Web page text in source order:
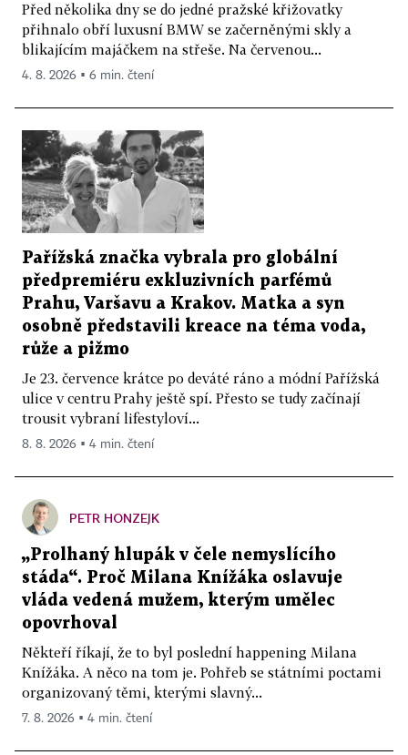
Před několika dny se do jedné pražské křižovatky
přihnalo obří luxusní BMW se začerněnými skly a
blikajícím majáčkem na střeše. Na červenou...
4. 8. 2026 ▪ 6 min. čtení
Pařížská značka vybrala pro globální
předpremiéru exkluzivních parfémů
Prahu, Varšavu a Krakov. Matka a syn
osobně představili kreace na téma voda,
růže a pižmo
Je 23. července krátce po deváté ráno a módní Pařížská
ulice v centru Prahy ještě spí. Přesto se tudy začínají
trousit vybraní lifestyloví...
8. 8. 2026 ▪ 4 min. čtení
PETR HONZEJK
„Prolhaný hlupák v čele nemyslícího
stáda“. Proč Milana Knížáka oslavuje
vláda vedená mužem, kterým umělec
opovrhoval
Někteří říkají, že to byl poslední happening Milana
Knížáka. A něco na tom je. Pohřeb se státními poctami
organizovaný těmi, kterými slavný...
7. 8. 2026 ▪ 4 min. čtení